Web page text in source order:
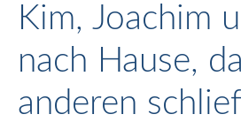
Kim, Joachim
nach Hause,
anderen